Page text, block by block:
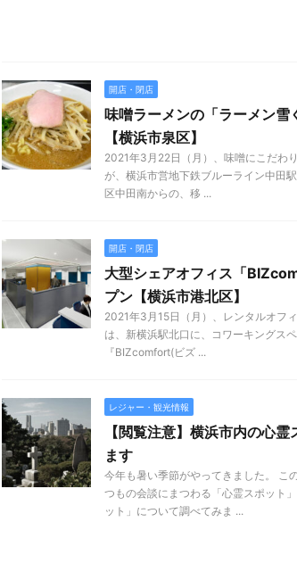
開店・閉店
味噌ラーメンの「ラーメン
【横浜市泉区】
2021年3月22日（月）、味噌にこだわ
が、横浜市営地下鉄ブルーライン中田
区中田南からの、移 ...
開店・閉店
大型シェアオフィス「
プン【横浜市港北区】
2021年3⽉15⽇（⽉）、レンタルオフ
は、新横浜駅北口に、コワーキングス
『BIZcomfort(ビズ ...
レジャー・観光情報
【閲覧注意】横浜市内の心
ます
今年も暑い季節がやってきました。 こ
つもの会談にまつわる「心霊スポット
ット」について調べてみま ...